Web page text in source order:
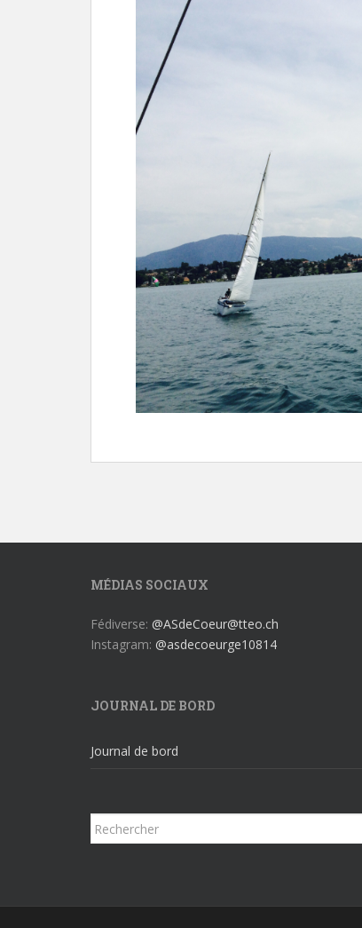
MÉDIAS SOCIAUX
Fédiverse: @ASdeCoeur@tteo.ch
Instagram: @asdecoeurge10814
JOURNAL DE BORD
Journal de bord
Rechercher...